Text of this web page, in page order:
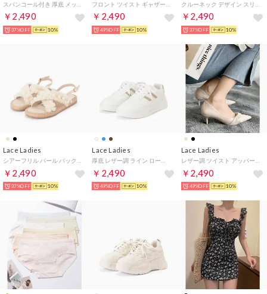
￥2,490
37%OFF 10%
￥2,490
49%OFF 10%
￥2,490
37%OFF 10%
Lace Ladies
￥2,490
37%OFF 10%
Lace Ladies
￥2,490
49%OFF 10%
Lace Ladies
￥2,490
49%OFF 10%